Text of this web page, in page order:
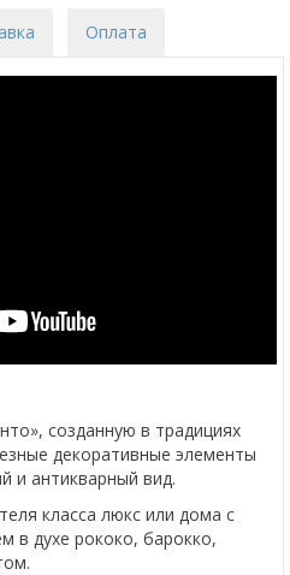
Оплата
созданную в традициях
декоративные элементы
и антикварный вид.
класса люкс или дома с
в духе рококо, барокко,